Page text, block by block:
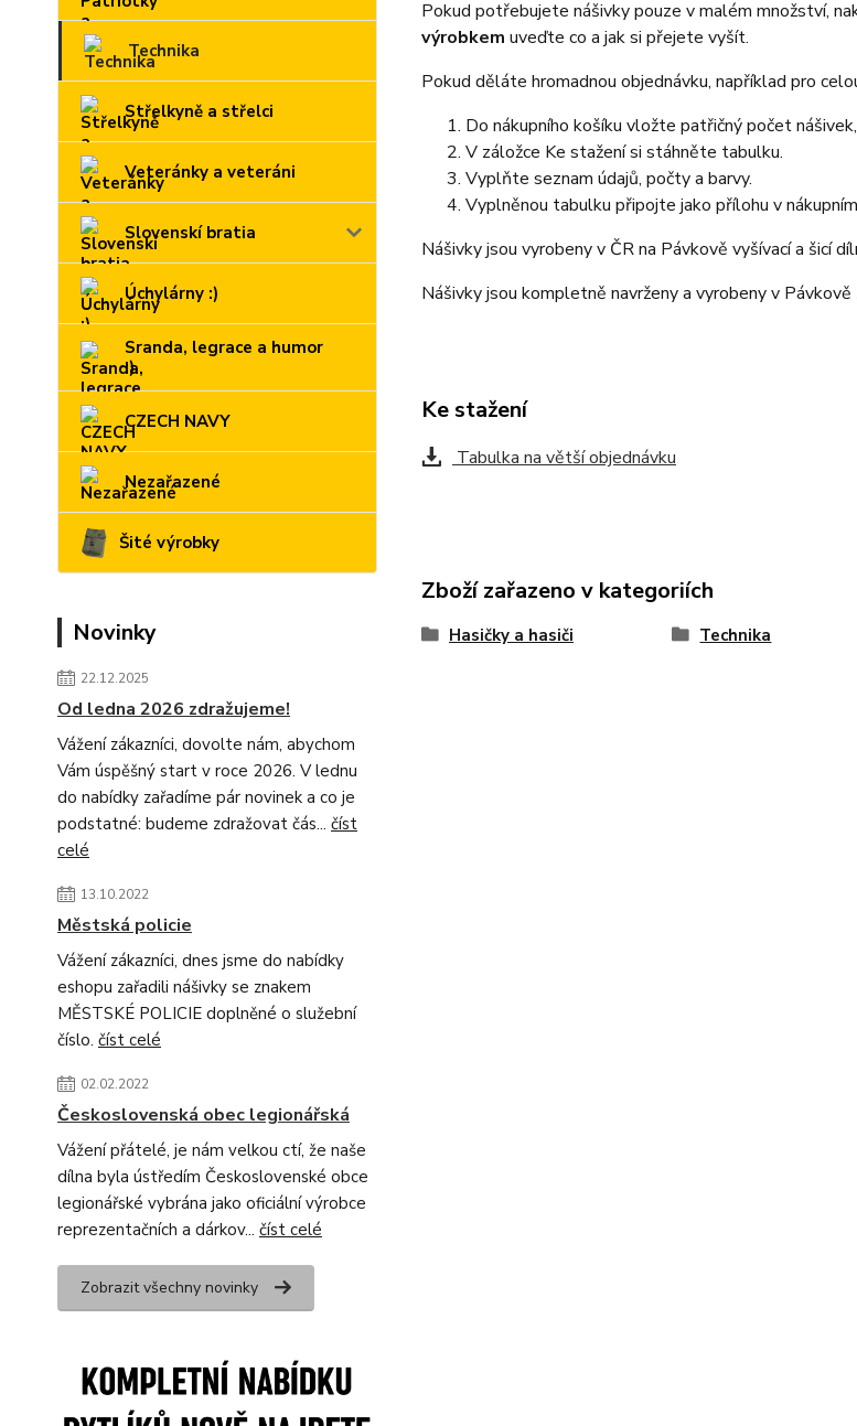
Technika
Střelkyně a střelci
Veteránky a veteráni
Slovenskí bratia
Úchylárny :)
Sranda, legrace a humor
:)
CZECH NAVY
Nezařazené
Šité výrobky
Novinky
22.12.2025
Od ledna 2026 zdražujeme!
Vážení zákazníci, dovolte nám, abychom
Vám úspěšný start v roce 2026. V lednu
do nabídky zařadíme pár novinek a co je
podstatné: budeme zdražovat čás... číst
celé
13.10.2022
Městská policie
Vážení zákazníci, dnes jsme do nabídky
eshopu zařadili nášivky se znakem
MĚSTSKÉ POLICIE doplněné o služební
číslo. číst celé
02.02.2022
Československá obec legionářská
Vážení přátelé, je nám velkou ctí, že naše
dílna byla ústředím Československé obce
legionářské vybrána jako oficiální výrobce
reprezentačních a dárkov... číst celé
Zobrazit všechny novinky
Pokud potřebujete nášivky pouze v malém množství,
výrobkem uveďte co a jak si přejete vyšít.
Pokud děláte hromadnou objednávku, například pro
Do nákupního košíku vložte patřičný počet
V záložce Ke stažení si stáhněte tabulku.
Vyplňte seznam údajů, počty a barvy.
Vyplněnou tabulku připojte jako přílohu v
Nášivky jsou vyrobeny v ČR na Pávkově vyšívací a šicí
Nášivky jsou kompletně navrženy a vyrobeny v Pávkově
Ke stažení
Tabulka na větší objednávku
Zboží zařazeno v kategoriích
Hasičky a hasiči Technika